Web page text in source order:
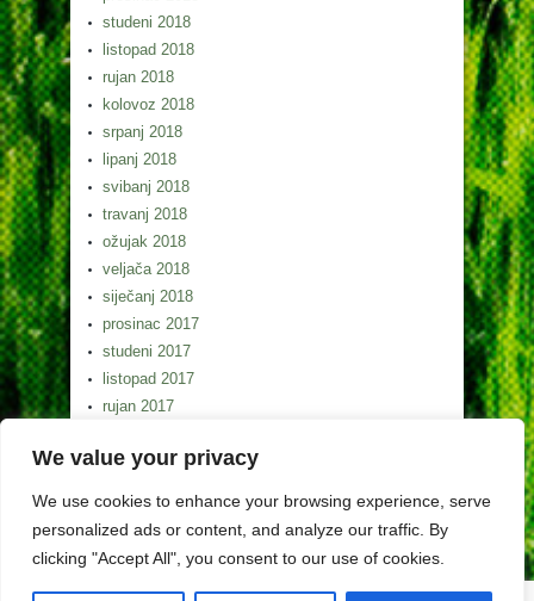
We value your privacy
We use cookies to enhance your browsing experience, serve
personalized ads or content, and analyze our traffic. By
clicking "Accept All", you consent to our use of cookies.
studeni 2018
listopad 2018
rujan 2018
kolovoz 2018
srpanj 2018
lipanj 2018
svibanj 2018
travanj 2018
ožujak 2018
veljača 2018
siječanj 2018
prosinac 2017
studeni 2017
listopad 2017
rujan 2017
srpanj 2017